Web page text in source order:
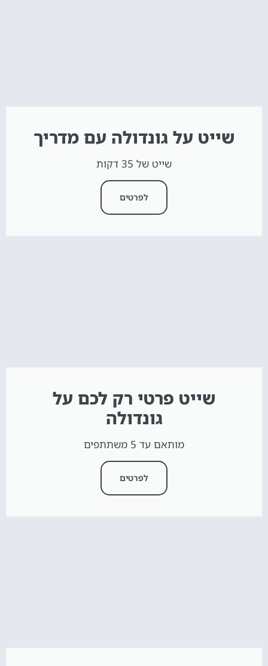
שייט על גונדולה עם מדריך
שייט של 35 דקות
לפרטים
שייט פרטי רק לכם על
גונדולה
מותאם עד 5 משתתפים
לפרטים